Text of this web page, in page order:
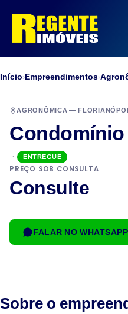
Início›Empreendimentos›
AGRONÔMICA —
Condomínio
·
ENTREGUE
PREÇO SOB CONSULTA
Consulte
FALAR NO WHATSAPP
Sobre o